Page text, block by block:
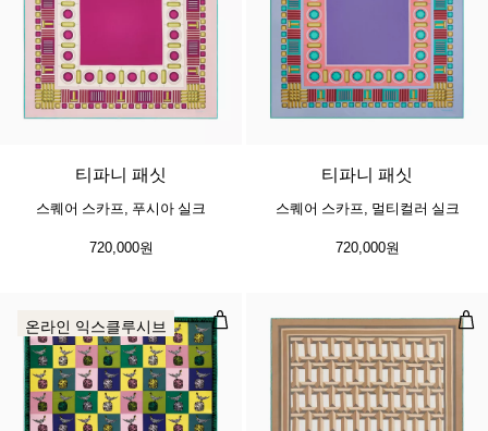
3 색상
티파니 패싯
스퀘어 스카프, 푸시아 실크
720,000원
티파니 패싯
스퀘어 스카프, 멀티컬러 실크
720,000원
버드 온 어 락 스퀘어 스카프, 시트
온라인 익스클루시브